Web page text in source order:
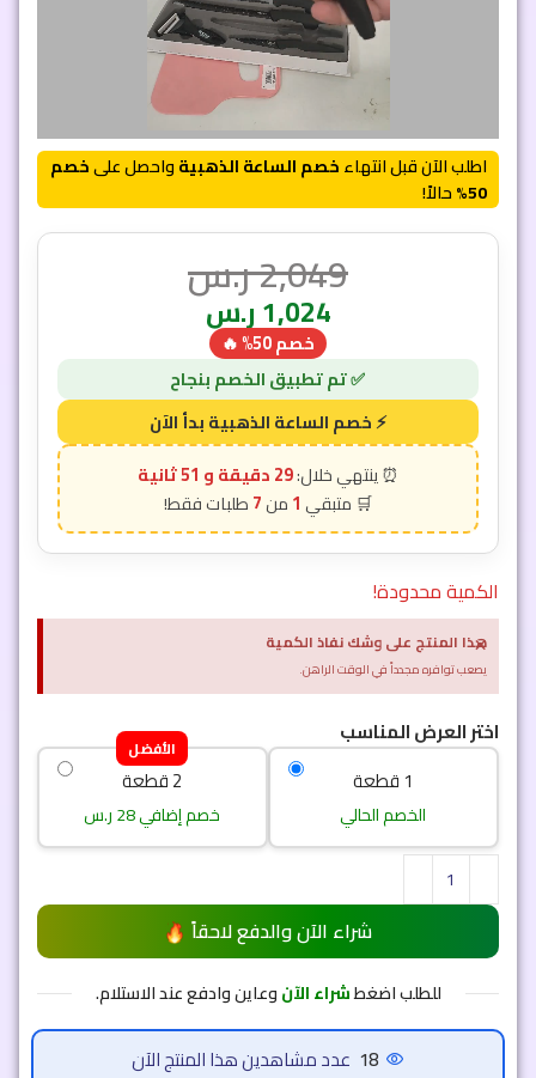
اطلب الآن قبل انتهاءخصم الساعة الذهبيةواحصل علىخصم
50% حالاً!
2,049ر.س
1,024ر.س
خصم 50% 🔥
29 دقيقة و 49 ثانية
1
7
الكمية محدودة!
هذا المنتج على وشك نفاذ الكمية
يصعب توافره مجدداً في الوقت الراهن.
×
اختر العرض المناسب
1 قطعة
الخصم الحالي
الأفضل
2 قطعة
خصم إضافي 28 ر.س
شراء الآن والدفع لاحقاً
للطلب اضغطشراء الآنوعاين وادفع عند الاستلام.
18 عدد مشاهدين هذا المنتج الآن